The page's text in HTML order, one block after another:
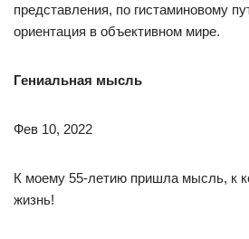
представления, по гистаминовому
ориентация в объективном мире.
Гениальная мысль
Фев 10, 2022
К моему 55-летию пришла мысль, к
жизнь!